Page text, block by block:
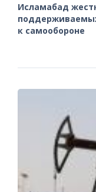
Исламабад
к самообороне